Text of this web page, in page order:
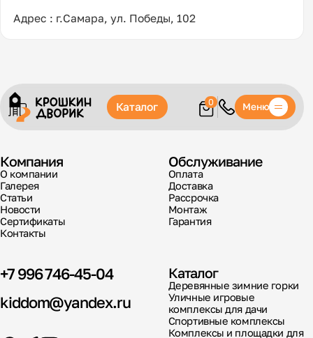
Адрес : г.Самара, ул. Победы, 102
Каталог 0 Меню
+7 996 746-45-04
kiddom@yandex.ru
Компания
О компании
Галерея
Статьи
Новости
Сертификаты
Контакты
Обслуживание
Оплата
Доставка
Рассрочка
Монтаж
Гарантия
Каталог
Деревянные зимние горки
Уличные игровые
комплексы для дачи
Спортивные комплексы
Комплексы и площадки для